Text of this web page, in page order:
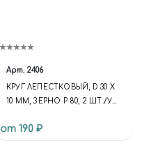
Арт. 2406
КРУГ ЛЕПЕСТКОВЫЙ, D 30 Х
10 ММ, ЗЕРНО Р 80, 2 ШТ./УП.,
от 190 ₽